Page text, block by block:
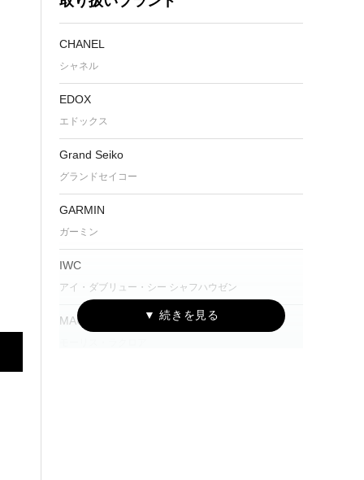
CHANEL
シャネル
EDOX
エドックス
Grand Seiko
グランドセイコー
GARMIN
ガーミン
IWC
アイ・ダブリュー・シー シャフハウゼン
MAURICE LACROIX